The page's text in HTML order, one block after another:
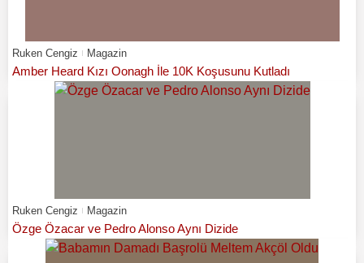
Ruken Cengiz Magazin
Amber Heard Kızı Oonagh İle 10K Koşusunu Kutladı
Ruken Cengiz Magazin
Özge Özacar ve Pedro Alonso Aynı Dizide